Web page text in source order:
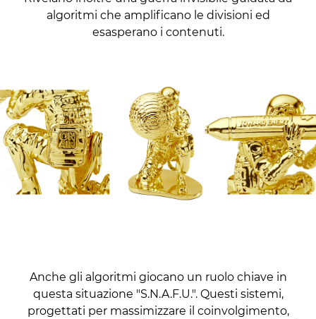
algoritmi che amplificano le divisioni ed
esasperano i contenuti.
Anche gli algoritmi giocano un ruolo chiave in
questa situazione "S.N.A.F.U.". Questi sistemi,
progettati per massimizzare il coinvolgimento,